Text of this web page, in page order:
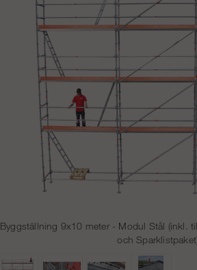
Byggställning 9x10 meter - Modul Stål (inkl.
och